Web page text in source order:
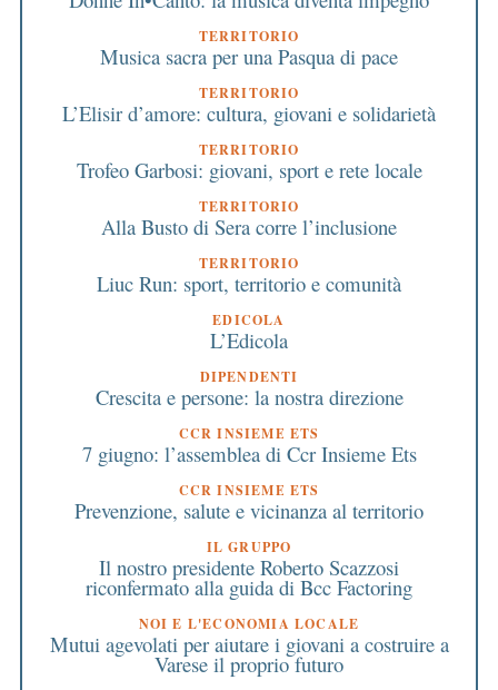
TERRITORIO
Musica sacra per una Pasqua di pace
TERRITORIO
L’Elisir d’amore: cultura, giovani e solidarietà
TERRITORIO
Trofeo Garbosi: giovani, sport e rete locale
TERRITORIO
Alla Busto di Sera corre l’inclusione
TERRITORIO
Liuc Run: sport, territorio e comunità
EDICOLA
L’Edicola
DIPENDENTI
Crescita e persone: la nostra direzione
CCR INSIEME ETS
7 giugno: l’assemblea di Ccr Insieme Ets
CCR INSIEME ETS
Prevenzione, salute e vicinanza al territorio
IL GRUPPO
Il nostro presidente Roberto Scazzosi
riconfermato alla guida di Bcc Factoring
NOI E L'ECONOMIA LOCALE
Mutui agevolati per aiutare i giovani a costruire a
Varese il proprio futuro